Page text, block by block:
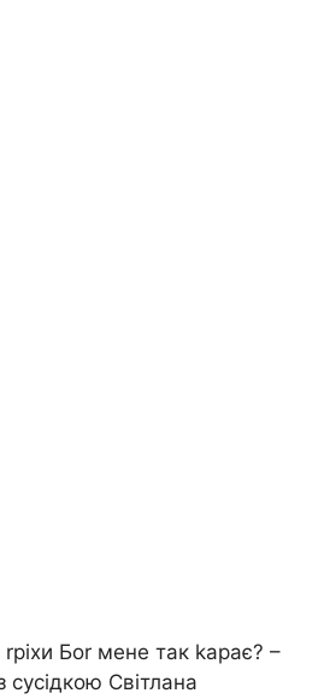
Боr мене так kарає? –
сусідкою Світлана